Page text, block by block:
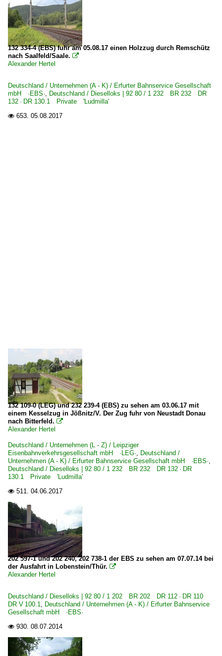
132 334-4 (EBS) fuhr am 05.08.17 einen Holzzug durch Remschütz
nach Saalfeld/Saale. 
Alexander Hertel
Deutschland / Unternehmen (A - K) / Erfurter Bahnservice Gesellschaft
mbH ·EBS·, Deutschland / Dieselloks | 92 80 / 1 232 BR 232 DR
132 · DR 130.1 Private 'Ludmilla'
 653. 05.08.2017
132 109-0 (LEG) und 232 239-4 (EBS) zu sehen am 03.06.17 mit
einem Kesselzug in Jößnitz/V. Der Zug fuhr von Neustadt Donau
nach Bitterfeld. 
Alexander Hertel
Deutschland / Unternehmen (L - Z) / Leipziger
Eisenbahnverkehrsgesellschaft mbH ·LEG·, Deutschland /
Unternehmen (A - K) / Erfurter Bahnservice Gesellschaft mbH ·EBS·,
Deutschland / Dieselloks | 92 80 / 1 232 BR 232 DR 132 · DR
130.1 Private 'Ludmilla'
 511. 04.06.2017
202 597-1 und 202 240, 202 738-1 der EBS zu sehen am 07.07.14 bei
der Ausfahrt in Lobenstein/Thür. 
Alexander Hertel
Deutschland / Dieselloks | 92 80 / 1 202 BR 202 DR 112 · DR 110
DR V 100.1, Deutschland / Unternehmen (A - K) / Erfurter Bahnservice
Gesellschaft mbH ·EBS·
 930. 08.07.2014